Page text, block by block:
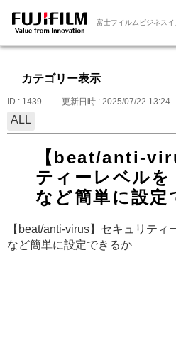
富士フイルムビジネス
カテゴリー表示
ID : 1439 更新日時 : 2025/07/22 13:24
ALL
【beat/anti-
ティーレベルを
など簡単に設定
【beat/anti-virus】セキュリティ
など簡単に設定できるか